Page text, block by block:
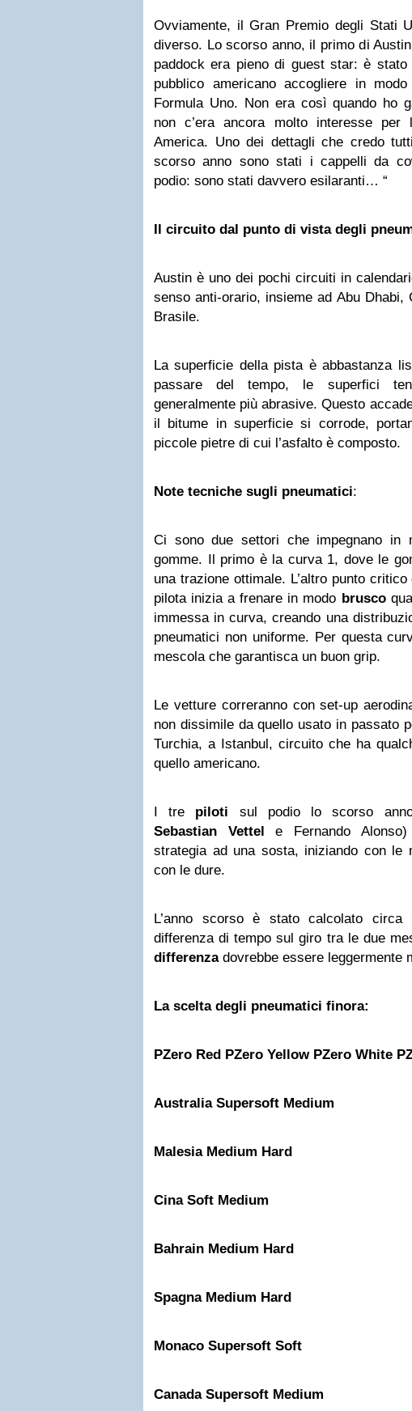
Ovviamente, il Gran Premio degli Stati
diverso. Lo scorso anno, il primo di
paddock era pieno di guest star: è
pubblico americano accogliere in
Formula Uno. Non era così quando ho
non c’era ancora molto interesse
America. Uno dei dettagli che credo
scorso anno sono stati i cappelli da
podio: sono stati davvero esilaranti… “
Il circuito dal punto di vista degli
Austin è uno dei pochi circuiti in
senso anti-orario, insieme ad Abu Dhabi,
Brasile.
La superficie della pista è abbastanza
passare del tempo, le superfici
generalmente più abrasive. Questo
il bitume in superficie si corrode,
piccole pietre di cui l’asfalto è composto.
Note tecniche sugli pneumatici:
Ci sono due settori che impegnano in
gomme. Il primo è la curva 1, dove le
una trazione ottimale. L’altro punto
pilota inizia a frenare in modo brusco
immessa in curva, creando una
pneumatici non uniforme. Per questa
mescola che garantisca un buon grip.
Le vetture correranno con set-up
non dissimile da quello usato in passato
Turchia, a Istanbul, circuito che ha
quello americano.
I tre piloti sul podio lo scorso
Sebastian Vettel e Fernando
strategia ad una sosta, iniziando con le
con le dure.
L’anno scorso è stato calcolato circa
differenza di tempo sul giro tra le due
differenzadovrebbe essere leggermente
La scelta degli pneumatici finora:
PZero Red PZero Yellow PZero White
Australia Supersoft Medium
Malesia Medium Hard
Cina Soft Medium
Bahrain Medium Hard
Spagna Medium Hard
Monaco Supersoft Soft
Canada Supersoft Medium